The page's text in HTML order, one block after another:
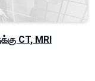
CT, MRI